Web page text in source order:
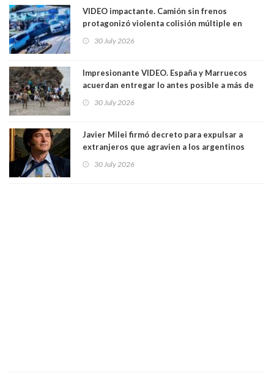
VIDEO impactante. Camión sin frenos
protagonizó violenta colisión múltiple en
Cartagena: 13 lesionados y dos heridos graves
30 July 2026
Impresionante VIDEO. España y Marruecos
acuerdan entregar lo antes posible a más de
dos mil personas que ingresaron como
avalancha y de manera irregular a territorio
30 July 2026
Javier Milei firmó decreto para expulsar a
extranjeros que agravien a los argentinos
luego del mundial
30 July 2026